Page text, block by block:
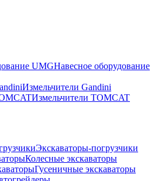
Навесное оборудование
Измельчители Gandini
Измельчители TOMCAT
Экскаваторы-погрузчики
Колесные экскаваторы
Гусеничные экскаваторы